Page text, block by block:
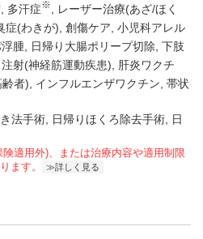
多汗症※
レーザー治療(あざ/ほく
症(わきが) 創傷ケア 小児科アレル
浮腫 日帰り大腸ポリープ切除 下肢
射(神経筋運動疾患)
肝炎ワクチ
者) インフルエンザワクチン 帯状
法手術, 日帰りほくろ除去手術, 日
適用外)、または治療内容や適用制限
ます。
詳しく見る